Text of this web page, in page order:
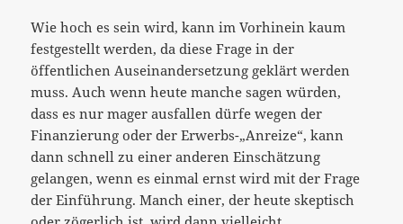
Wie hoch es sein wird, kann im Vorhinein kaum
festgestellt werden, da diese Frage in der
öffentlichen Auseinandersetzung geklärt werden
muss. Auch wenn heute manche sagen würden,
dass es nur mager ausfallen dürfe wegen der
Finanzierung oder der Erwerbs-„Anreize“, kann
dann schnell zu einer anderen Einschätzung
gelangen, wenn es einmal ernst wird mit der Frage
der Einführung. Manch einer, der heute skeptisch